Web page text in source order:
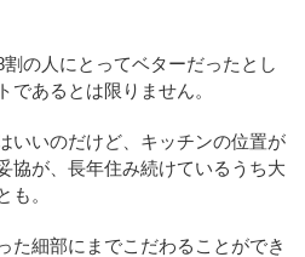
の人にとってベターだったとし
あるとは限りません。
いいのだけど、キッチンの位置が
協が、長年住み続けているうち大
も。
た細部にまでこだわることができ